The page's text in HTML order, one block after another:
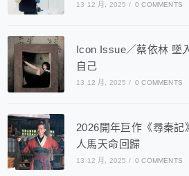
13 12 月, 2025 / 0 COMMENTS
Icon Issue／蔡依林 墜
自己
13 12 月, 2025 / 0 COMMENTS
2026開年巨作《尋秦
人馬天命回歸
13 12 月, 2025 / 0 COMMENTS